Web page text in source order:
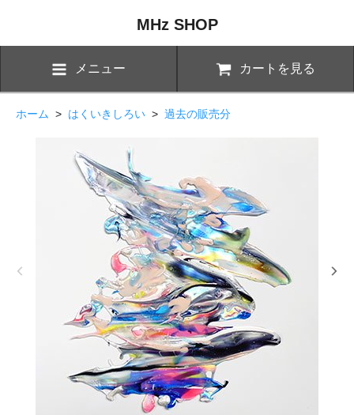
MHz SHOP
メニュー カートを見る
ホーム > はくいきしろい > 過去の販売分